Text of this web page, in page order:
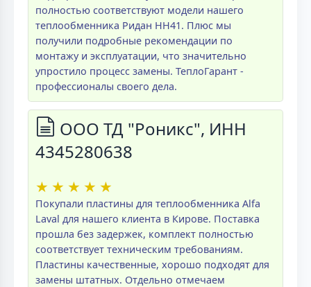
полностью соответствуют модели нашего
теплообменника Ридан НН41. Плюс мы
получили подробные рекомендации по
монтажу и эксплуатации, что значительно
упростило процесс замены. ТеплоГарант -
профессионалы своего дела.
ООО ТД "Роникс", ИНН
4345280638
★ ★ ★ ★ ★
Покупали пластины для теплообменника Alfa
Laval для нашего клиента в Кирове. Поставка
прошла без задержек, комплект полностью
соответствует техническим требованиям.
Пластины качественные, хорошо подходят для
замены штатных. Отдельно отмечаем